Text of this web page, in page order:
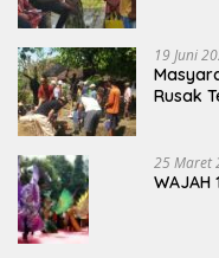
19 Juni
Rusak
25 Maret
WAJAH